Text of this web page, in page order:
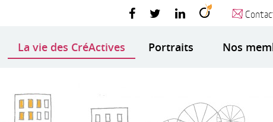
La vie des CréActives Portraits Nos